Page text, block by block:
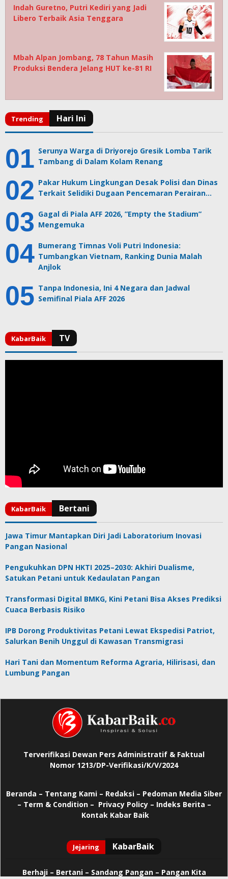
Indah Guretno, Putri Kediri yang Jadi
Libero Terbaik Asia Tenggara
Mbah Alpan Jombang, 78 Tahun Masih
Produksi Bendera Jelang HUT ke-81 RI
Serunya Warga di Driyorejo Gresik Lomba Tarik
Tambang di Dalam Kolam Renang
Pakar Hukum Lingkungan Desak Polisi dan Dinas
Terkait Selidiki Dugaan Pencemaran Perairan…
Gagal di Piala AFF 2026, ”Empty the Stadium”
Mengemuka
Bumerang Timnas Voli Putri Indonesia:
Tumbangkan Vietnam, Ranking Dunia Malah
Anjlok
Tanpa Indonesia, Ini 4 Negara dan Jadwal
Semifinal Piala AFF 2026
Jawa Timur Mantapkan Diri Jadi Laboratorium Inovasi
Pangan Nasional
Pengukuhkan DPN HKTI 2025–2030: Akhiri Dualisme,
Satukan Petani untuk Kedaulatan Pangan
Transformasi Digital BMKG, Kini Petani Bisa Akses Prediksi
Cuaca Berbasis Risiko
IPB Dorong Produktivitas Petani Lewat Ekspedisi Patriot,
Salurkan Benih Unggul di Kawasan Transmigrasi
Hari Tani dan Momentum Reforma Agraria, Hilirisasi, dan
Lumbung Pangan
Terverifikasi Dewan Pers Administratif & Faktual
Nomor 1213/DP-Verifikasi/K/V/2024
Beranda – Tentang Kami – Redaksi – Pedoman Media Siber
– Term & Condition – Privacy Policy– Indeks Berita –
Kontak Kabar Baik
Berhaji– Bertani – Sandang Pangan – Pangan Kita